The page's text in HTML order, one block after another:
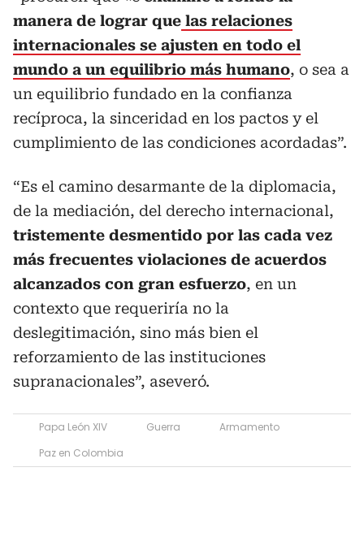
manera de lograr que las relaciones
internacionales se ajusten en todo el
mundo a un equilibrio más humano, o sea a
un equilibrio fundado en la confianza
recíproca, la sinceridad en los pactos y el
cumplimiento de las condiciones acordadas”.
“Es el camino desarmante de la diplomacia,
de la mediación, del derecho internacional,
tristemente desmentido por las cada vez
más frecuentes violaciones de acuerdos
alcanzados con gran esfuerzo, en un
contexto que requeriría no la
deslegitimación, sino más bien el
reforzamiento de las instituciones
supranacionales”, aseveró.
Papa León XIV Guerra
Armamento
Paz en Colombia